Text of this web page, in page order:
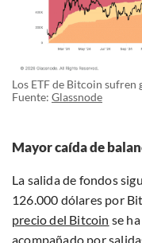
Los ETF de Bitcoin sufren
Fuente: Glassnode
Mayor caída de
La salida de fondos
126.000 dólares por
precio del Bitcoin se
acompañado por